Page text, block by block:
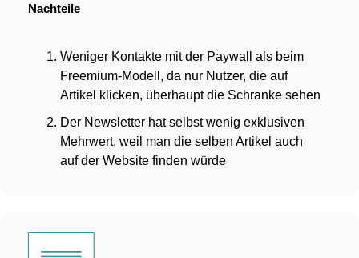
Nachteile
Weniger Kontakte mit der Paywall als beim
Freemium-Modell, da nur Nutzer, die auf
Artikel klicken, überhaupt die Schranke sehen
Der Newsletter hat selbst wenig exklusiven
Mehrwert, weil man die selben Artikel auch
auf der Website finden würde